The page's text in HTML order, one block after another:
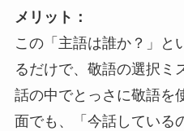
メリット：
この「主語は誰か？」と
るだけで、敬語の選択ミ
話の中でとっさに敬語を
面でも、「今話している